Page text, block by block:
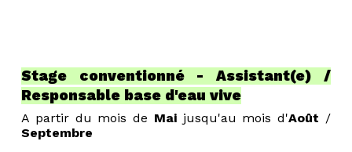
Stage conventionné - Assistant(e) /
Responsable base d'eau vive
A partir du mois de Maijusqu'au mois d'Août /
Septembre